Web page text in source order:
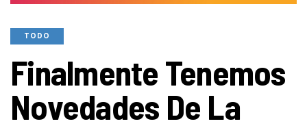
TODO
Finalmente Tenemos
Novedades De La